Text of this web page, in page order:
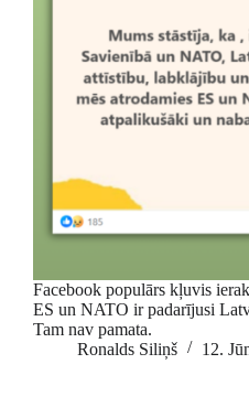
Facebook populārs kļuvis
ES un NATO ir padarījusi
Tam nav pamata.
Ronalds Siliņš
12.